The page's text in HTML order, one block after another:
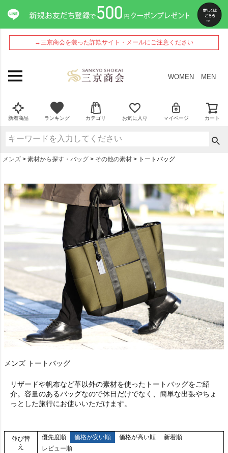
→三京商会を装った詐欺サイト・メールにご注意ください
WOMEN MEN
新着商品 ランキング カテゴリ お気に入り マイページ カート
メンズ 素材から探す・バッグ その他の素材 トートバッグ
メンズ トートバッグ
リザードや帆布など革以外の素材を使ったトートバッグをご紹
介。容量のあるバッグなので休日だけでなく、簡単な出張やちょ
っとした旅行にお使いいただけます。
並び替
え
優先度順 価格が安い順 価格が高い順
新着順
レビュー順